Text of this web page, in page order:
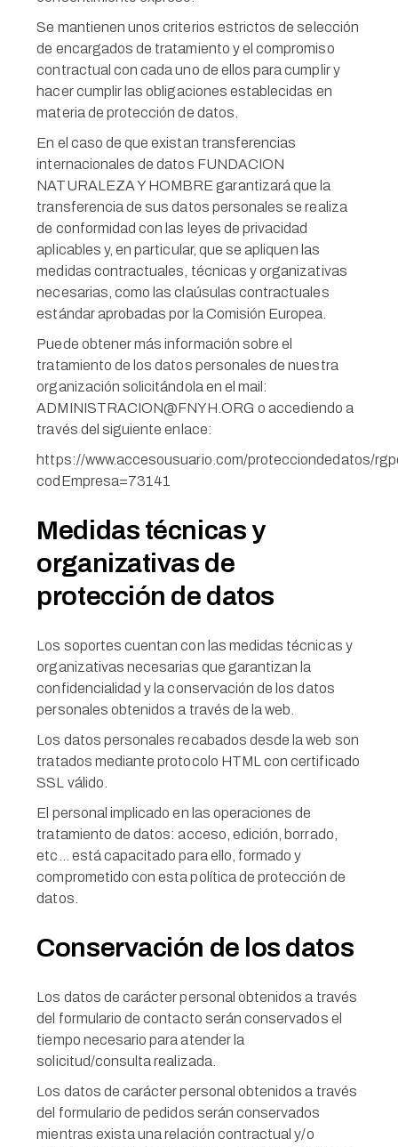
Se mantienen unos criterios estrictos de selección
de encargados de tratamiento y el compromiso
contractual con cada uno de ellos para cumplir y
hacer cumplir las obligaciones establecidas en
materia de protección de datos.
En el caso de que existan transferencias
internacionales de datos FUNDACION
NATURALEZA Y HOMBRE garantizará que la
transferencia de sus datos personales se realiza
de conformidad con las leyes de privacidad
aplicables y, en particular, que se apliquen las
medidas contractuales, técnicas y organizativas
necesarias, como las claúsulas contractuales
estándar aprobadas por la Comisión Europea.
Puede obtener más información sobre el
tratamiento de los datos personales de nuestra
organización solicitándola en el mail:
ADMINISTRACION@FNYH.ORG o accediendo a
través del siguiente enlace:
https://www.accesousuario.com/protecciondedatos/
codEmpresa=73141
Medidas técnicas y
organizativas de
protección de datos
Los soportes cuentan con las medidas técnicas y
organizativas necesarias que garantizan la
confidencialidad y la conservación de los datos
personales obtenidos a través de la web.
Los datos personales recabados desde la web son
tratados mediante protocolo HTML con certificado
SSL válido.
El personal implicado en las operaciones de
tratamiento de datos: acceso, edición, borrado,
etc… está capacitado para ello, formado y
comprometido con esta política de protección de
datos.
Conservación de los datos
Los datos de carácter personal obtenidos a través
del formulario de contacto serán conservados el
tiempo necesario para atender la
solicitud/consulta realizada.
Los datos de carácter personal obtenidos a través
del formulario de pedidos serán conservados
mientras exista una relación contractual y/o